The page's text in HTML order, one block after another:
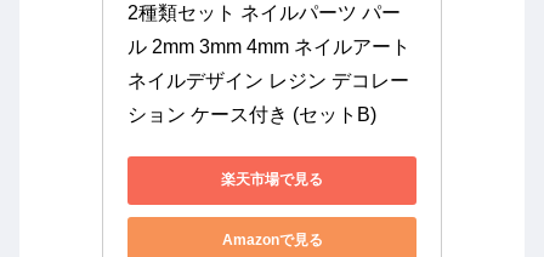
2種類セット ネイルパーツ パー
ル 2mm 3mm 4mm ネイルアート
ネイルデザイン レジン デコレー
ション ケース付き (セットB)
楽天市場で見る
Amazonで見る